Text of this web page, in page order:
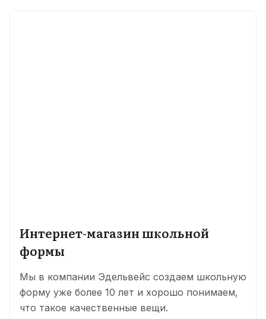
Интернет-магазин школьной
формы
Мы в компании Эдельвейс создаем школьную
форму уже более 10 лет и хорошо понимаем,
что такое качественные вещи.